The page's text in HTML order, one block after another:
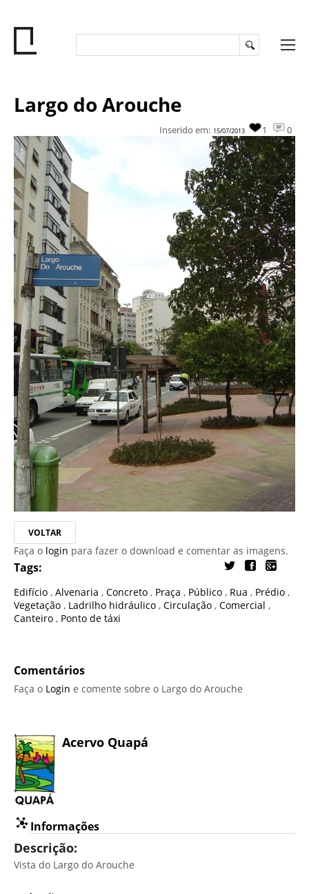
Largo do Arouche
0
1
Inserido em: 15/07/2013
VOLTAR
Faça o login para fazer o download e comentar as imagens.
Tags:
Edifício , Alvenaria , Concreto , Praça , Público , Rua , Prédio ,
Vegetação , Ladrilho hidráulico , Circulação , Comercial ,
Canteiro , Ponto de táxi
Comentários
Faça o Login e comente sobre o Largo do Arouche
Acervo Quapá
Informações
Descrição:
Vista do Largo do Arouche